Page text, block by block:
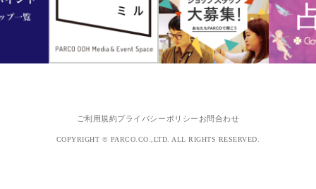
ご利用規約プライバシーポリシー お問合わせ
COPYRIGHT © PARCO.CO.,LTD. ALL RIGHTS RESERVED.